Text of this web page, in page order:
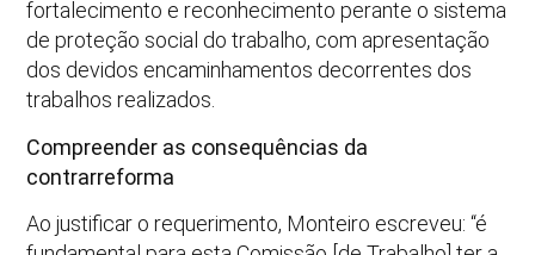
fortalecimento e reconhecimento perante o sistema
de proteção social do trabalho, com apresentação
dos devidos encaminhamentos decorrentes dos
trabalhos realizados.
Compreender as consequências da
contrarreforma
Ao justificar o requerimento, Monteiro escreveu: “é